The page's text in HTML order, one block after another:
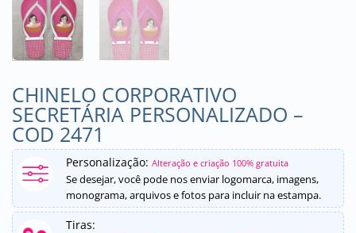
CHINELO CORPORATIVO
SECRETÁRIA PERSONALIZADO –
COD 2471
Personalização: Alteração e criação 100% gratuita
Se desejar, você pode nos enviar logomarca, imagens,
monograma, arquivos e fotos para incluir na estampa.
Tiras: